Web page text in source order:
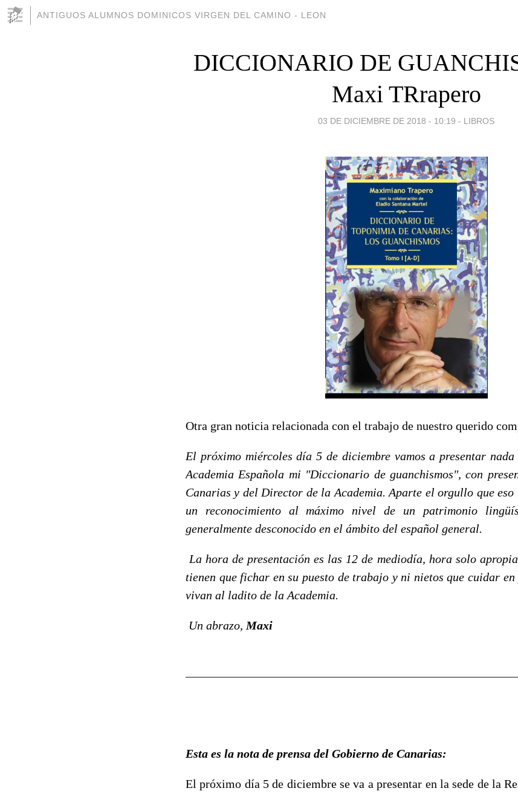
ANTIGUOS ALUMNOS DOMINICOS VIRGEN DEL CAMINO - LEON
DICCIONARIO DE
Maxi TRrapero
03 DE DICIEMBRE DE 2018 - 10:19 - LIBROS
Otra gran noticia relacionada con el trabajo de nuestro querido
El próximo miércoles día 5 de diciembre vamos a presentar nada
Academia Española mi "Diccionario de guanchismos", con
Canarias y del Director de la Academia. Aparte el orgullo que eso
un reconocimiento al máximo nivel de un patrimonio
generalmente desconocido en el ámbito del español general.
La hora de presentación es las 12 de mediodía, hora solo
tienen que fichar en su puesto de trabajo y ni nietos que cuidar en
vivan al ladito de la Academia.
Un abrazo, Maxi
Esta es la nota de prensa del Gobierno de Canarias:
El próximo día 5 de diciembre se va a presentar en la sede de la